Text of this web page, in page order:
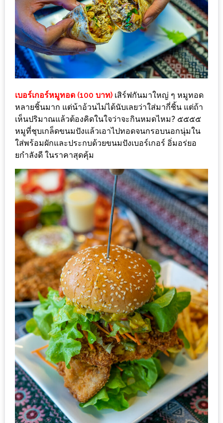
ร้าน
อาหาร
ที่
เข้า
ชม
มาก
ที่สุด
ประจำ
ปี
2557
กิจกรรม
ชิง
รางวัล
กับ
สมาชิก
ENEWS
น้า
อ้วน
ชวน
หิว
ข้าว
อะไร
เอ่ย
อร่อย
ที่สุด?
งาน
แฟร์
เรื่อง
เบอร์เกอร์หมูทอด (100 บาท) เสิร์ฟกันมาใหญ่ ๆ หมูทอด
หลายชิ้นมาก แต่น้าอ้วนไม่ได้นับเลยว่าใส่มากี่ชิ้น แต่ถ้า
เห็นปริมาณแล้วต้องคิดในใจว่าจะกินหมดไหม? ๕๕๕๕
หมูที่ชุบเกล็ดขนมปังแล้วเอาไปทอดจนกรอบนอกนุ่มใน
ใส่พร้อมผักและประกบด้วยขนมปังเบอร์เกอร์ อิ่มอร่ยอ
ยกำลังดี ในราคาสุดคุ้ม